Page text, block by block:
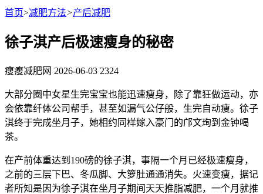
首页>减肥方法>产后减肥
徐子淇产后极速瘦身的秘密
瘦瘦减肥网 2026-06-03 2324
大部分圈中女星生完宝宝也能迅速瘦身，除了靠狂做运动，亦
会依靠纤体公司帮手，甚至如漏气公仔般，生完自动瘦。徐子
淇终于完成坐月子，她相约同样嫁入豪门的邝文珣到金钟喝
茶。
在产前体重达到190磅的徐子淇，事隔一个月已经极速瘦身，
之前的三层下巴、冬瓜脚、大箩肚通通消失。火速变瘦，据记
者所知是因为徐子淇在坐月子期间天天推脂减肥，一个月就推